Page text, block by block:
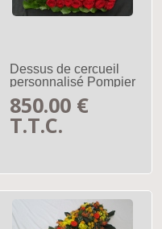
Dessus de cercueil
personnalisé Pompier
850.00 €
T.T.C.